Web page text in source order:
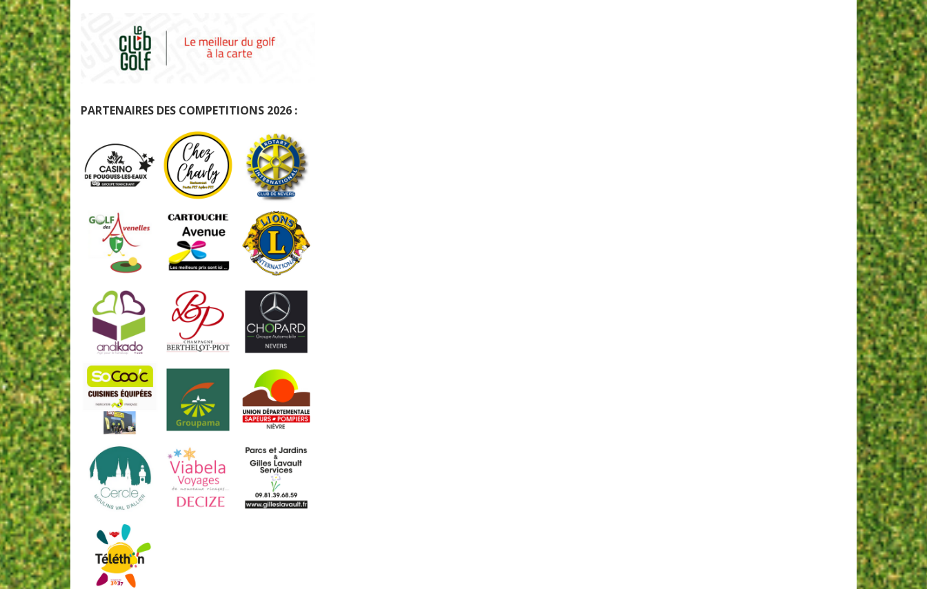
PARTENAIRES DES COMPETITIONS 2026 :